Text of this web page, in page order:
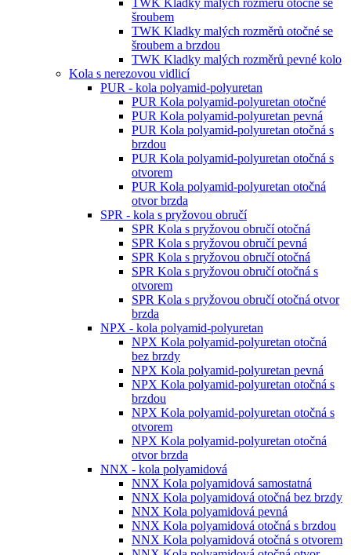
TWK Kladky malých rozměrů otočné se
šroubem
TWK Kladky malých rozměrů otočné se
šroubem a brzdou
TWK Kladky malých rozměrů pevné kolo
Kola s nerezovou vidlicí
PUR - kola polyamid-polyuretan
PUR Kola polyamid-polyuretan otočné
PUR Kola polyamid-polyuretan pevná
PUR Kola polyamid-polyuretan otočná s
brzdou
PUR Kola polyamid-polyuretan otočná s
otvorem
PUR Kola polyamid-polyuretan otočná
otvor brzda
SPR - kola s pryžovou obručí
SPR Kola s pryžovou obručí otočná
SPR Kola s pryžovou obručí pevná
SPR Kola s pryžovou obručí otočná
SPR Kola s pryžovou obručí otočná s
otvorem
SPR Kola s pryžovou obručí otočná otvor
brzda
NPX - kola polyamid-polyuretan
NPX Kola polyamid-polyuretan otočná
bez brzdy
NPX Kola polyamid-polyuretan pevná
NPX Kola polyamid-polyuretan otočná s
brzdou
NPX Kola polyamid-polyuretan otočná s
otvorem
NPX Kola polyamid-polyuretan otočná
otvor brzda
NNX - kola polyamidová
NNX Kola polyamidová samostatná
NNX Kola polyamidová otočná bez brzdy
NNX Kola polyamidová pevná
NNX Kola polyamidová otočná s brzdou
NNX Kola polyamidová otočná s otvorem